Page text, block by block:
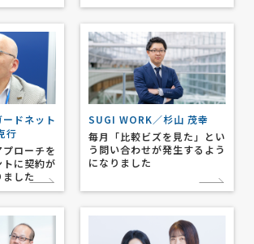
ドネット
行
ローチを
に契約が
した
SUGI WORK／杉山 茂幸
毎月「比較ビズを見た」とい
う問い合わせが発生するよう
になりました